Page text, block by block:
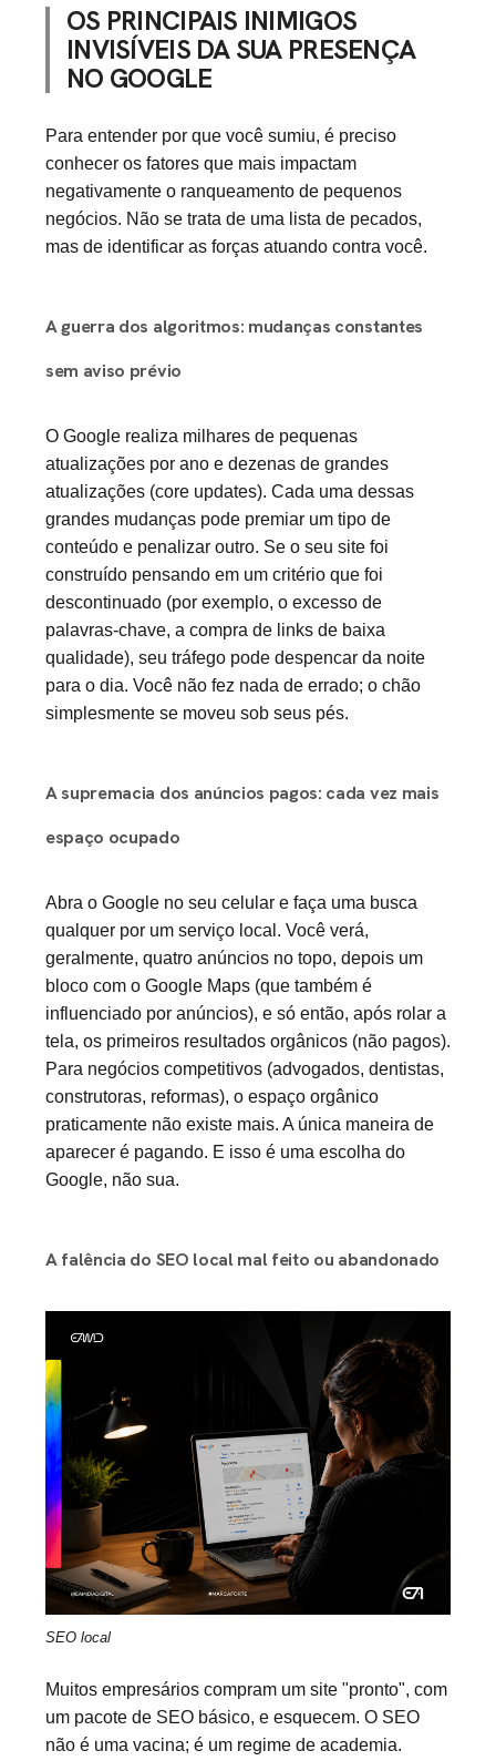
OS PRINCIPAIS INIMIGOS
INVISÍVEIS DA SUA PRESENÇA
NO GOOGLE
Para entender por que você sumiu, é preciso
conhecer os fatores que mais impactam
negativamente o ranqueamento de pequenos
negócios. Não se trata de uma lista de pecados,
mas de identificar as forças atuando contra você.
A guerra dos algoritmos: mudanças constantes
sem aviso prévio
O Google realiza milhares de pequenas
atualizações por ano e dezenas de grandes
atualizações (core updates). Cada uma dessas
grandes mudanças pode premiar um tipo de
conteúdo e penalizar outro. Se o seu site foi
construído pensando em um critério que foi
descontinuado (por exemplo, o excesso de
palavras-chave, a compra de links de baixa
qualidade), seu tráfego pode despencar da noite
para o dia. Você não fez nada de errado; o chão
simplesmente se moveu sob seus pés.
A supremacia dos anúncios pagos: cada vez mais
espaço ocupado
Abra o Google no seu celular e faça uma busca
qualquer por um serviço local. Você verá,
geralmente, quatro anúncios no topo, depois um
bloco com o Google Maps (que também é
influenciado por anúncios), e só então, após rolar a
tela, os primeiros resultados orgânicos (não pagos).
Para negócios competitivos (advogados, dentistas,
construtoras, reformas), o espaço orgânico
praticamente não existe mais. A única maneira de
aparecer é pagando. E isso é uma escolha do
Google, não sua.
A falência do SEO local mal feito ou abandonado
SEO local
Muitos empresários compram um site "pronto", com
um pacote de SEO básico, e esquecem. O SEO
não é uma vacina; é um regime de academia.